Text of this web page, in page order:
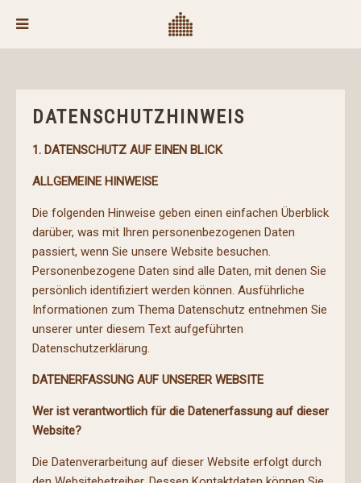
DATENSCHUTZHINWEIS
1. DATENSCHUTZ AUF EINEN BLICK
ALLGEMEINE HINWEISE
Die folgenden Hinweise geben einen einfachen Überblick
darüber, was mit Ihren personenbezogenen Daten
passiert, wenn Sie unsere Website besuchen.
Personenbezogene Daten sind alle Daten, mit denen Sie
persönlich identifiziert werden können. Ausführliche
Informationen zum Thema Datenschutz entnehmen Sie
unserer unter diesem Text aufgeführten
Datenschutzerklärung.
DATENERFASSUNG AUF UNSERER WEBSITE
Wer ist verantwortlich für die Datenerfassung auf dieser
Website?
Die Datenverarbeitung auf dieser Website erfolgt durch